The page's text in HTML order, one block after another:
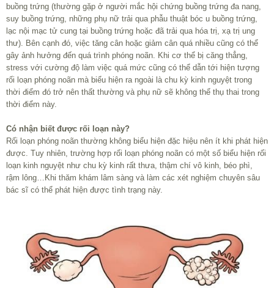
buồng trứng (thường gặp ở người mắc hội chứng buồng trứng đa nang,
suy buồng trứng, những phụ nữ trải qua phẫu thuật bóc u buồng trứng,
lạc nội mạc tử cung tại buồng trứng hoặc đã trải qua hóa trị, xạ trị ung
thư). Bên cạnh đó, việc tăng cân hoặc giảm cân quá nhiều cũng có thể
gây ảnh hưởng đến quá trình phóng noãn. Khi cơ thể bị căng thẳng,
stress với cường độ làm việc quá mức cũng có thể dẫn tới hiện tượng
rối loạn phóng noãn mà biểu hiện ra ngoài là chu kỳ kinh nguyệt trong
thời điểm đó trở nên thất thường và phụ nữ sẽ không thể thụ thai trong
thời điểm này.
Có nhận biết được rối loạn này?
Rối loạn phóng noãn thường không biểu hiện đặc hiệu nên ít khi phát hiện
được. Tuy nhiên, trường hợp rối loạn phóng noãn có một số biểu hiện rối
loạn kinh nguyệt như chu kỳ kinh rất thưa, thậm chí vô kinh, béo phì,
rậm lông…Khi thăm khám lâm sàng và làm các xét nghiệm chuyên sâu
bác sĩ có thể phát hiện được tình trạng này.